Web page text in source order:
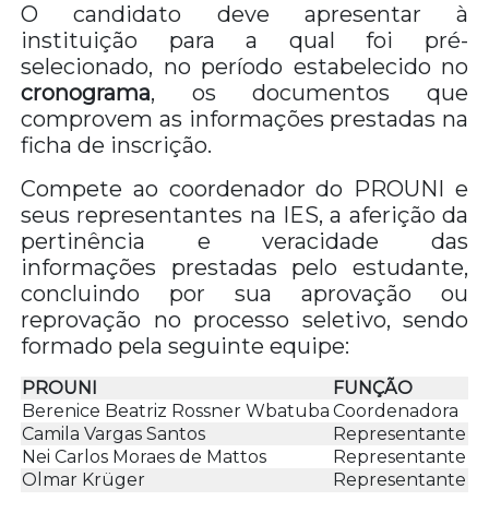
O candidato deve apresentar à
instituição para a qual foi pré-
selecionado, no período estabelecido no
cronograma, os documentos que
comprovem as informações prestadas na
ficha de inscrição.
Compete ao coordenador do PROUNI e
seus representantes na IES, a aferição da
pertinência e veracidade das
informações prestadas pelo estudante,
concluindo por sua aprovação ou
reprovação no processo seletivo, sendo
formado pela seguinte equipe:
PROUNI
FUNÇÃO
Berenice Beatriz Rossner Wbatuba Coordenadora
Camila Vargas Santos
Representante
Nei Carlos Moraes de Mattos
Representante
Olmar Krüger
Representante